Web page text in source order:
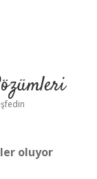
oluyor